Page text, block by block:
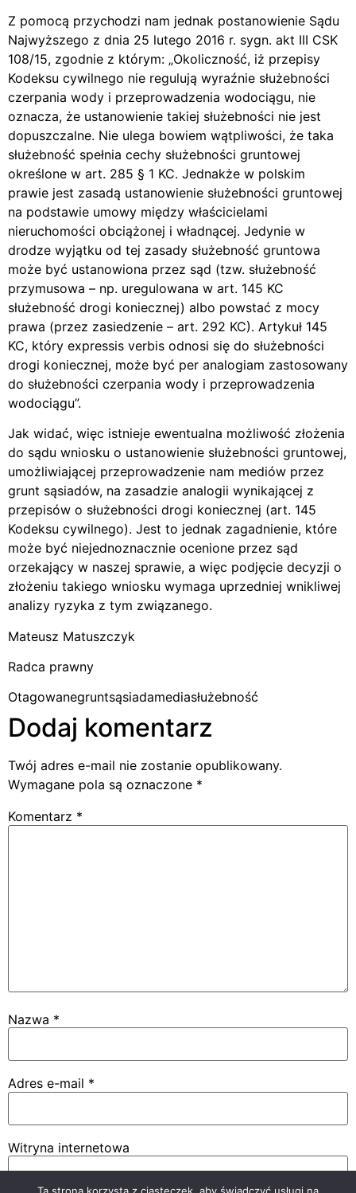
Z pomocą przychodzi nam jednak postanowienie Sądu
Najwyższego z dnia 25 lutego 2016 r. sygn. akt III CSK
108/15, zgodnie z którym: „Okoliczność, iż przepisy
Kodeksu cywilnego nie regulują wyraźnie służebności
czerpania wody i przeprowadzenia wodociągu, nie
oznacza, że ustanowienie takiej służebności nie jest
dopuszczalne. Nie ulega bowiem wątpliwości, że taka
służebność spełnia cechy służebności gruntowej
określone w art. 285 § 1 KC. Jednakże w polskim
prawie jest zasadą ustanowienie służebności gruntowej
na podstawie umowy między właścicielami
nieruchomości obciążonej i władnącej. Jedynie w
drodze wyjątku od tej zasady służebność gruntowa
może być ustanowiona przez sąd (tzw. służebność
przymusowa – np. uregulowana w art. 145 KC
służebność drogi koniecznej) albo powstać z mocy
prawa (przez zasiedzenie – art. 292 KC). Artykuł 145
KC, który expressis verbis odnosi się do służebności
drogi koniecznej, może być per analogiam zastosowany
do służebności czerpania wody i przeprowadzenia
wodociągu”.
Jak widać, więc istnieje ewentualna możliwość złożenia
do sądu wniosku o ustanowienie służebności gruntowej,
umożliwiającej przeprowadzenie nam mediów przez
grunt sąsiadów, na zasadzie analogii wynikającej z
przepisów o służebności drogi koniecznej (art. 145
Kodeksu cywilnego). Jest to jednak zagadnienie, które
może być niejednoznacznie ocenione przez sąd
orzekający w naszej sprawie, a więc podjęcie decyzji o
złożeniu takiego wniosku wymaga uprzedniej wnikliwej
analizy ryzyka z tym związanego.
Mateusz Matuszczyk
Radca prawny
Otagowanegruntsąsiadamediasłużebność
Dodaj komentarz
Twój adres e-mail nie zostanie opublikowany.
Wymagane pola są oznaczone *
Komentarz *
Nazwa *
Adres e-mail *
Witryna internetowa